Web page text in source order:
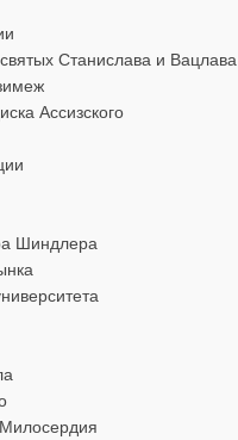
Станислава и Вацлава
Ассизского
Шиндлера